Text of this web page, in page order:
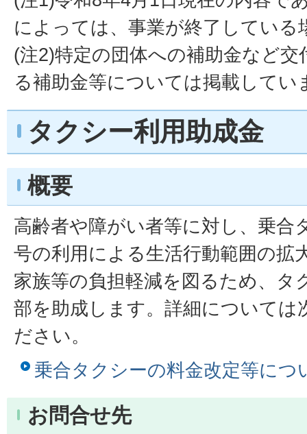
によっては、事業が終了している
(注2)特定の団体への補助金など
る補助金等については掲載してい
タクシー利用助成金
概要
高齢者や障がい者等に対し、乗合
号の利用による生活行動範囲の拡
家族等の負担軽減を図るため、タ
部を助成します。詳細については
ださい。
乗合タクシーの料金改定等につ
お問合せ先